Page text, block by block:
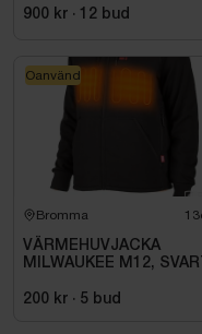
900 kr · 12 bud
Bromma
VÄRMEHUVJACKA
MILWAUKEE M12,
200 kr · 5 bud
Oanvänd